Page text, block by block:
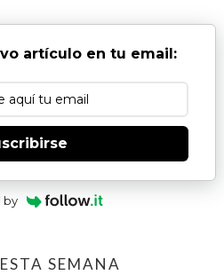
artículo en tu email:
by
SEMANA